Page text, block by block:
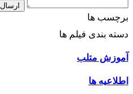
ارسال
برچسب ها
دسته بندی فیلم ها
آموزش متلب
اطلاعیه ها